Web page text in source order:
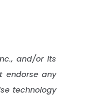
and/or its
endorse any
technology